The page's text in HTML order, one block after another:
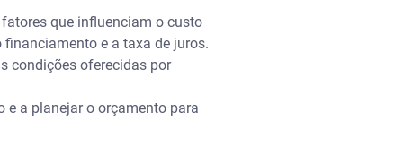
que influenciam o custo
e a taxa de juros.
condições oferecidas por
e a planejar o orçamento para